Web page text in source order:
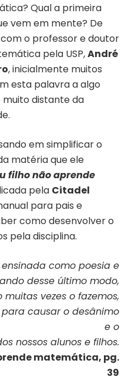
Qual a primeira
vem em mente? De
o professor e doutor
pela USP,André
, inicialmente muitos
esta palavra a algo
distante da
em simplificar o
matéria que ele
filho não aprende
pela Citadel
para pais e
como desenvolver o
pela disciplina.
como poesia e
desse último modo,
muitas vezes o fazemos,
causar o desânimo
e o
nossos alunos e filhos.
matemática, pg.
39